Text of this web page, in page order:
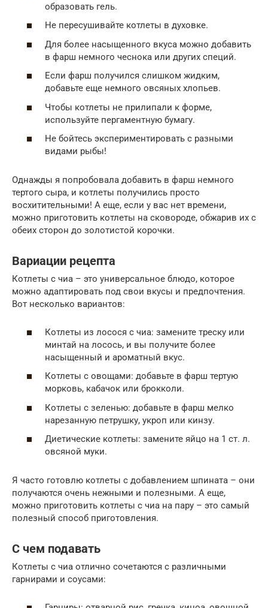
образовать гель.
Не пересушивайте котлеты в духовке.
Для более насыщенного вкуса можно добавить
в фарш немного чеснока или других специй.
Если фарш получился слишком жидким,
добавьте еще немного овсяных хлопьев.
Чтобы котлеты не прилипали к форме,
используйте пергаментную бумагу.
Не бойтесь экспериментировать с разными
видами рыбы!
Однажды я попробовала добавить в фарш немного
тертого сыра, и котлеты получились просто
восхитительными! А еще, если у вас нет времени,
можно приготовить котлеты на сковороде, обжарив их с
обеих сторон до золотистой корочки.
Вариации рецепта
Котлеты с чиа – это универсальное блюдо, которое
можно адаптировать под свои вкусы и предпочтения.
Вот несколько вариантов:
Котлеты из лосося с чиа: замените треску или
минтай на лосось, и вы получите более
насыщенный и ароматный вкус.
Котлеты с овощами: добавьте в фарш тертую
морковь, кабачок или брокколи.
Котлеты с зеленью: добавьте в фарш мелко
нарезанную петрушку, укроп или кинзу.
Диетические котлеты: замените яйцо на 1 ст. л.
овсяной муки.
Я часто готовлю котлеты с добавлением шпината – они
получаются очень нежными и полезными. А еще,
можно приготовить котлеты с чиа на пару – это самый
полезный способ приготовления.
С чем подавать
Котлеты с чиа отлично сочетаются с различными
гарнирами и соусами: